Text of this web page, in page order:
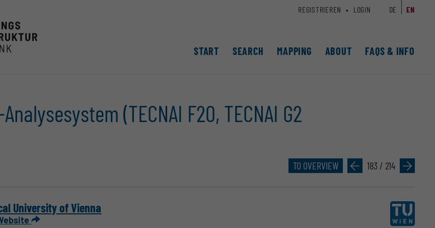
START SEARCH MAPPING ABOUT FAQS & INFO
REGISTRIEREN LOGIN DE EN
(TECNAI F20, TECNAI G2
TO OVERVIEW » 183 / 214 »
University of Vienna